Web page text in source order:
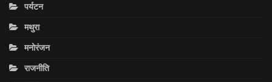
पर्यटन
मथुरा
मनोरंजन
राजनीति